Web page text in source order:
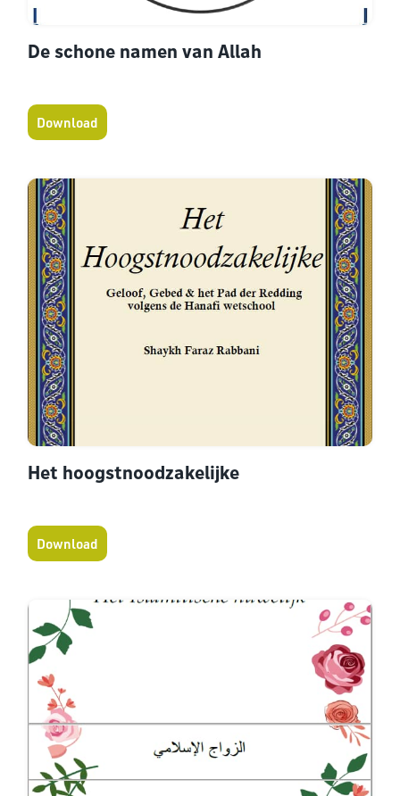
De schone namen van Allah
Download
Het hoogstnoodzakelijke
Download